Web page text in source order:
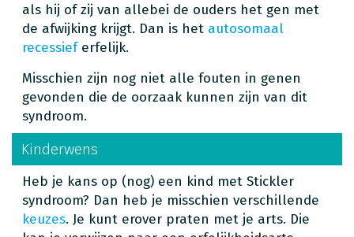
als hij of zij van allebei de ouders het gen met
de afwijking krijgt. Dan is het autosomaal
recessieferfelijk.
Misschien zijn nog niet alle fouten in genen
gevonden die de oorzaak kunnen zijn van dit
syndroom.
Kinderwens
Heb je kans op (nog) een kind met Stickler
syndroom? Dan heb je misschien verschillende
keuzes. Je kunt erover praten met je arts. Die